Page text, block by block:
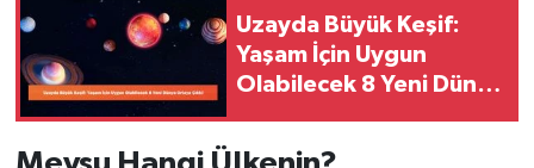
Uzayda Büyük Keşif:
Yaşam İçin Uygun
Olabilecek 8 Yeni Dünya